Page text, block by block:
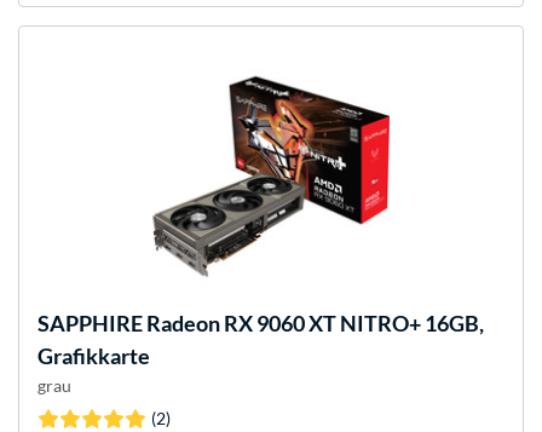
SAPPHIRERadeon RX 9060 XT NITRO+ 16GB,
Grafikkarte
grau
(2)